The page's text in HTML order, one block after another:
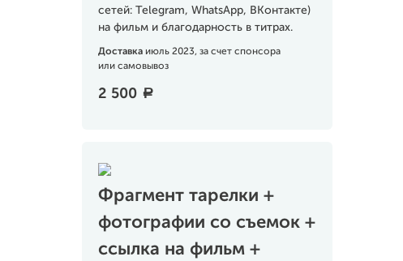
сетей: Telegram, WhatsApp, ВКонтакте)
на фильм и благодарность в титрах.
Доставка июль 2023, за счет спонсора
или самовывоз
2 500 a
Фрагмент тарелки +
фотографии со съемок +
ссылка на фильм +